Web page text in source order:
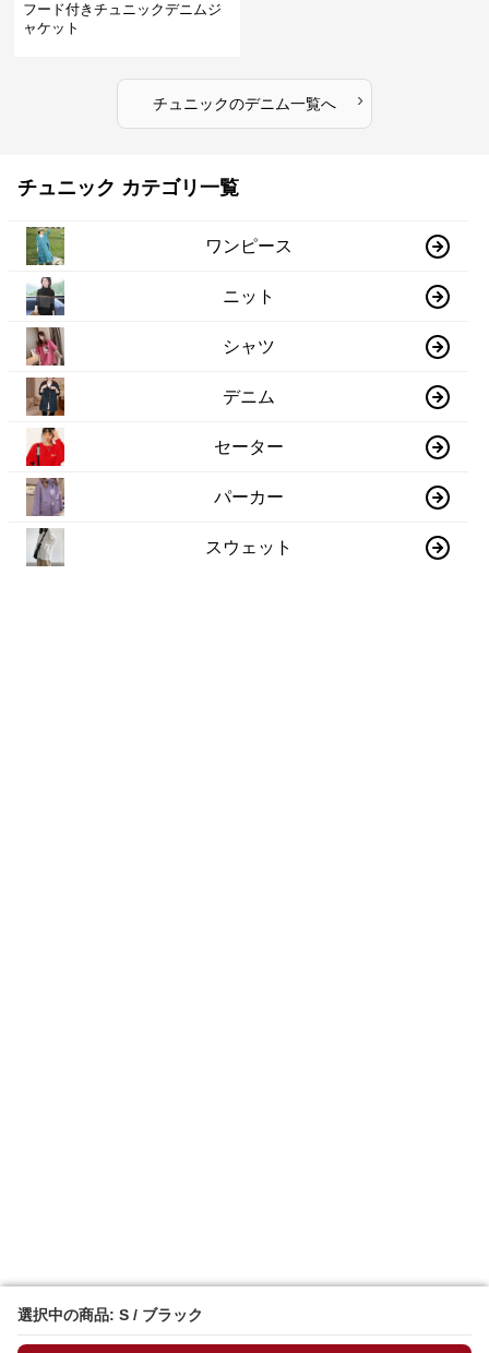
選択中の商品: S / ブラック
選択中の商品: S / ブラック
フード付きチュニックデニムジ
ャケット
チュニックのデニム一覧へ ›
チュニック カテゴリ一覧
ワンピース
ニット
シャツ
デニム
セーター
パーカー
スウェット